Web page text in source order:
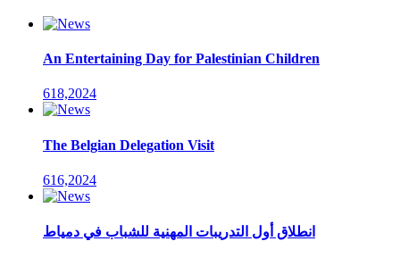
An Entertaining Day for Palestinian Children
618,2024
The Belgian Delegation Visit
616,2024
انطلاق أول التدريبات المهنية للشباب في دمياط